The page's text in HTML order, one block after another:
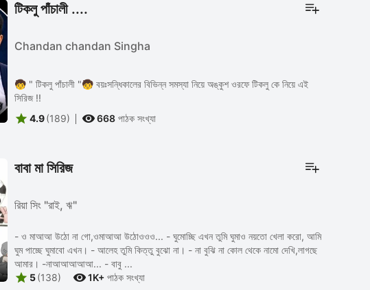
টিকলু পাঁচালী ....
Chandan chandan Singha
🧒 " টিকলু পাঁচালী "🧒 বয়ঃসন্ধিকালের বিভিন্ন সমস্যা নিয়ে অঙ্কুশ ওরফে টিকলু কে নিয়ে এই
সিরিজ !!
 4.9(189) 668 পাঠক সংখ্যা
বাবা মা সিরিজ
রিয়া সিং "রাই, ঋ"
- ও মাআআ উঠো না গো,ওমাআআ উঠোওওও... - ঘুমোচ্ছি এখন তুমি ঘুমাও নয়তো খেলা করো, আমি
ঘুম পাচ্ছে ঘুমাবো এখন। - আলেহ তুমি কিত্তু বুঝো না। - না বুঝি না কোল থেকে নামো দেখি,লাগছে
আমার। -নাআআআআআ... - বাবু ...
 5(138) 1K+ পাঠক সংখ্যা